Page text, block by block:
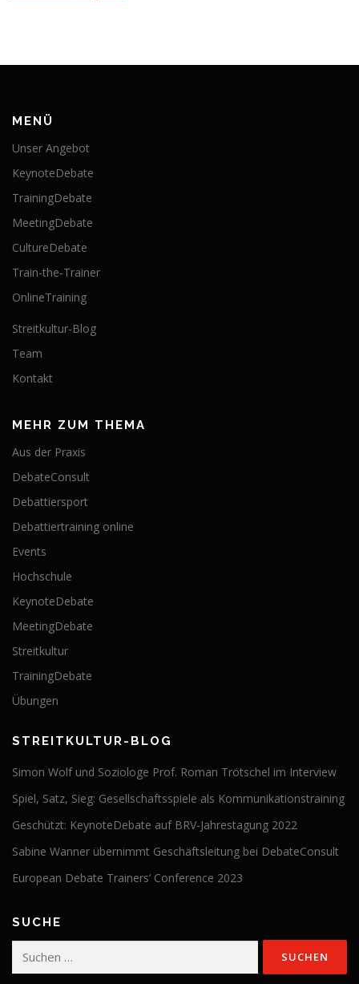
MENÜ
Unser Angebot
KeynoteDebate
TrainingDebate
MeetingDebate
CultureDebate
Train-the-Trainer
OnlineTraining
Streitkultur-Blog
Team
Kontakt
MEHR ZUM THEMA
Aus der Praxis
DebateConsult
Debattiersport
Debattiertraining online
Events
Hochschule
KeynoteDebate
MeetingDebate
Streitkultur
TrainingDebate
Übungen
STREITKULTUR-BLOG
Simon Wolf und Soziologe Prof. Roman Trötschel im Interview
Spiel, Satz, Sieg: Gesellschaftsspiele als Kommunikationstraining
Geschützt: KeynoteDebate auf BRV-Jahrestagung 2022
Sabine Wanner übernimmt Geschäftsleitung bei DebateConsult
European Debate Trainers‘ Conference 2023
SUCHE
Suchen